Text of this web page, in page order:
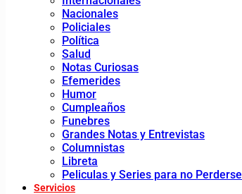
Nacionales
Policiales
Política
Salud
Notas Curiosas
Efemerides
Humor
Cumpleaños
Funebres
Grandes Notas y Entrevistas
Columnistas
Libreta
Peliculas y Series para no Perderse
Servicios